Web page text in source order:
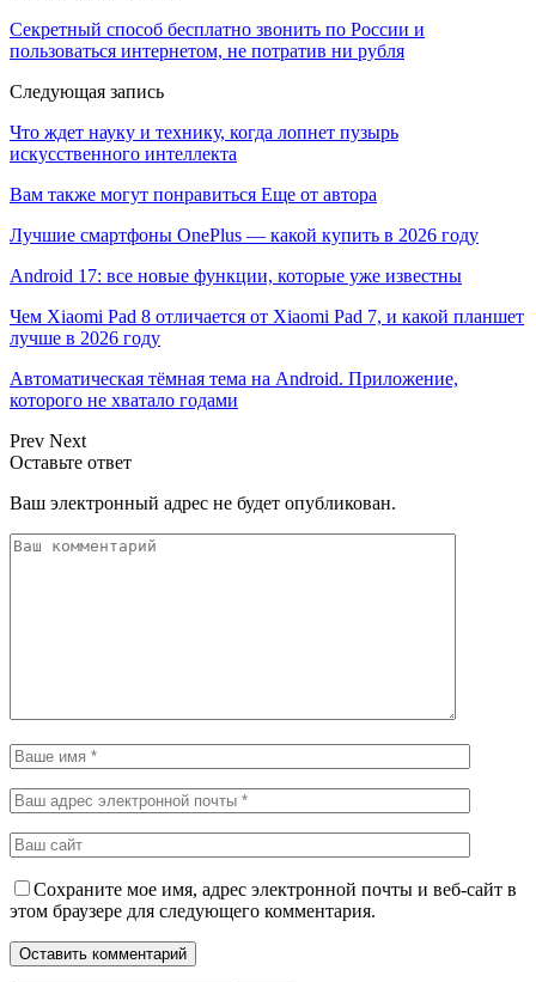
Секретный способ бесплатно звонить по России и
пользоваться интернетом, не потратив ни рубля
Следующая запись
Что ждет науку и технику, когда лопнет пузырь
искусственного интеллекта
Вам также могут понравиться Еще от автора
Лучшие смартфоны OnePlus — какой купить в 2026 году
Android 17: все новые функции, которые уже известны
Чем Xiaomi Pad 8 отличается от Xiaomi Pad 7, и какой планшет
лучше в 2026 году
Автоматическая тёмная тема на Android. Приложение,
которого не хватало годами
Prev Next
Оставьте ответ
Ваш электронный адрес не будет опубликован.
Сохраните мое имя, адрес электронной почты и веб-сайт в
этом браузере для следующего комментария.